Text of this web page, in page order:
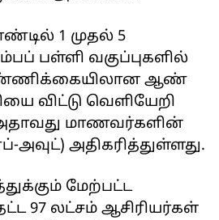
1 முதல் 5
பள்ளி வகுப்புகளில்
ஆண்
விட்டு வெளியேறி
மாணவர்களின்
அவுட்) அதிகரித்துள்ளது.
மேற்பட்ட
97 லட்சம் ஆசிரியர்கள்